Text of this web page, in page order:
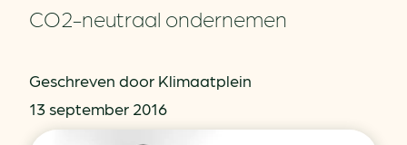
CO2-neutraal ondernemen
Geschreven door Klimaatplein
13 september 2016